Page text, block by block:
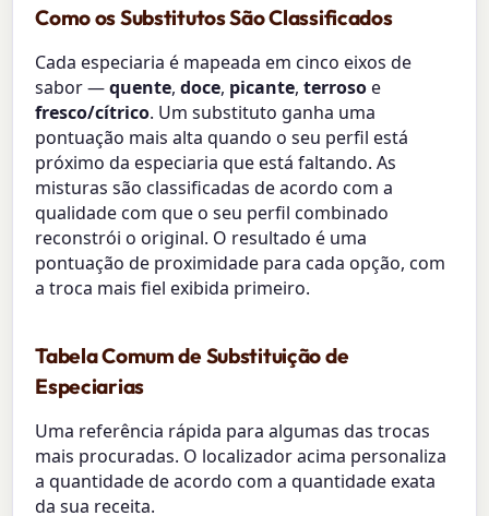
Como os Substitutos São Classificados
Cada especiaria é mapeada em cinco eixos de
sabor —quente,doce, picante,terrosoe
fresco/cítrico. Um substituto ganha uma
pontuação mais alta quando o seu perfil está
próximo da especiaria que está faltando. As
misturas são classificadas de acordo com a
qualidade com que o seu perfil combinado
reconstrói o original. O resultado é uma
pontuação de proximidade para cada opção, com
a troca mais fiel exibida primeiro.
Tabela Comum de Substituição de
Especiarias
Uma referência rápida para algumas das trocas
mais procuradas. O localizador acima personaliza
a quantidade de acordo com a quantidade exata
da sua receita.